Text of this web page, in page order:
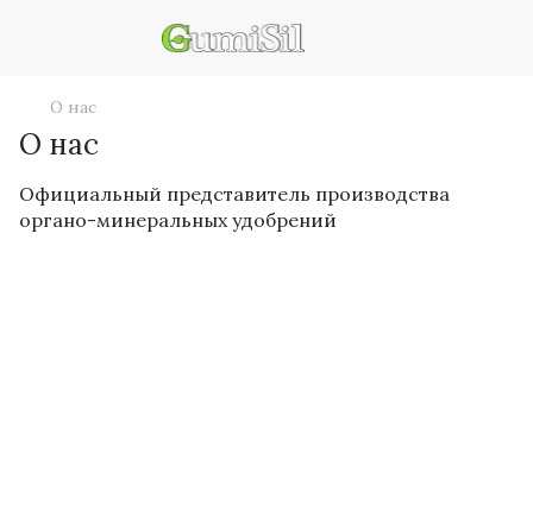
О нас
О нас
Официальный представитель производства
органо-минеральных удобрений